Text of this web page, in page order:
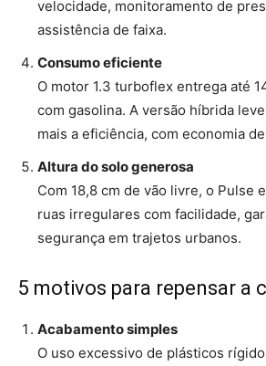
velocidade, monitoramento de
assistência de faixa.
Consumo eficiente
O motor 1.3 turboflex entrega até
com gasolina. A versão híbrida
mais a eficiência, com economia de
Altura do solo generosa
Com 18,8 cm de vão livre, o Pulse
ruas irregulares com facilidade,
segurança em trajetos urbanos.
5 motivos para repensar a
Acabamento simples
O uso excessivo de plásticos